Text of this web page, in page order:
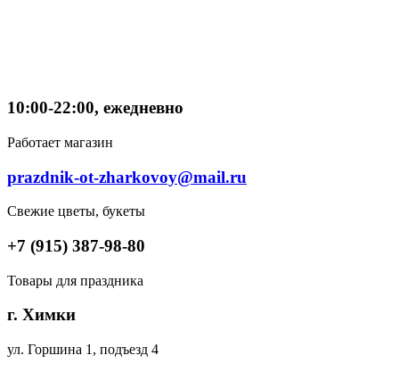
10:00-22:00, ежедневно
Работает магазин
prazdnik-ot-zharkovoy@mail.ru
Свежие цветы, букеты
+7 (915) 387-98-80
Товары для праздника
г. Химки
ул. Горшина 1, подъезд 4